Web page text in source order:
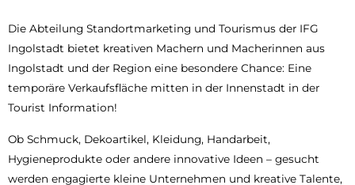
Die Abteilung Standortmarketing und Tourismus der IFG
Ingolstadt bietet kreativen Machern und Macherinnen aus
Ingolstadt und der Region eine besondere Chance: Eine
temporäre Verkaufsfläche mitten in der Innenstadt in der
Tourist Information!
Ob Schmuck, Dekoartikel, Kleidung, Handarbeit,
Hygieneprodukte oder andere innovative Ideen – gesucht
werden engagierte kleine Unternehmen und kreative Talente,